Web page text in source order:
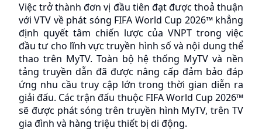
Việc trở thành đơn vị đầu tiên đạt được thoả thuận
với VTV về phát sóng FIFA World Cup 2026™ khẳng
định quyết tâm chiến lược của VNPT trong việc
đầu tư cho lĩnh vực truyền hình số và nội dung thể
thao trên MyTV. Toàn bộ hệ thống MyTV và nền
tảng truyền dẫn đã được nâng cấp đảm bảo đáp
ứng nhu cầu truy cập lớn trong thời gian diễn ra
giải đấu. Các trận đấu thuộc FIFA World Cup 2026™
sẽ được phát sóng trên truyền hình MyTV, trên TV
gia đình và hàng triệu thiết bị di động.